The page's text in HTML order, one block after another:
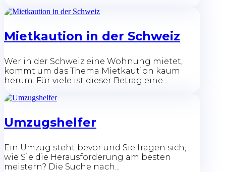
Mietkaution in der Schweiz
Wer in der Schweiz eine Wohnung mietet,
kommt um das Thema Mietkaution kaum
herum. Für viele ist dieser Betrag eine...
Umzugshelfer
Ein Umzug steht bevor und Sie fragen sich,
wie Sie die Herausforderung am besten
meistern? Die Suche nach...